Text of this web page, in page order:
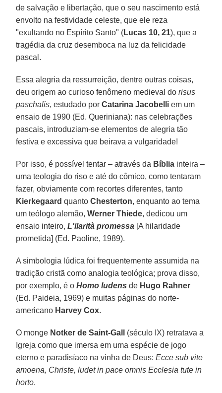
de salvação e libertação, que o seu nascimento está
envolto na festividade celeste, que ele reza
"exultando no Espírito Santo" (Lucas 10, 21), que a
tragédia da cruz desemboca na luz da felicidade
pascal.
Essa alegria da ressurreição, dentre outras coisas,
deu origem ao curioso fenômeno medieval dorisus
paschalis, estudado porCatarina Jacobelli em um
ensaio de 1990 (Ed. Queriniana): nas celebrações
pascais, introduziam-se elementos de alegria tão
festiva e excessiva que beirava a vulgaridade!
Por isso, é possível tentar – através da Bíblia inteira –
uma teologia do riso e até do cômico, como tentaram
fazer, obviamente com recortes diferentes, tanto
Kierkegaard quantoChesterton, enquanto ao tema
um teólogo alemão,Werner Thiede, dedicou um
ensaio inteiro,L'ilarità promessa [A hilaridade
prometida] (Ed. Paoline, 1989).
A simbologia lúdica foi frequentemente assumida na
tradição cristã como analogia teológica; prova disso,
por exemplo, é oHomo ludens de Hugo Rahner
(Ed. Paideia, 1969) e muitas páginas do norte-
americano Harvey Cox.
O monge Notker de Saint-Gall
(século IX) retratava a
Igreja como que imersa em uma espécie de jogo
eterno e paradisíaco na vinha de Deus:Ecce sub vite
amoena, Christe, ludet in pace omnis Ecclesia tute in
horto.